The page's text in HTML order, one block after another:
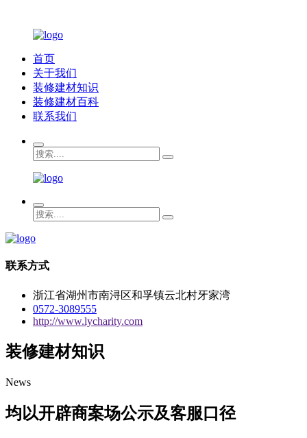
首页
关于我们
装修建材知识
装修建材百科
联系我们
联系方式
浙江省湖州市南浔区和孚镇云北村牙家湾
0572-3089555
http://www.lycharity.com
装修建材知识
News
均以开辟商案场公示及客服口径